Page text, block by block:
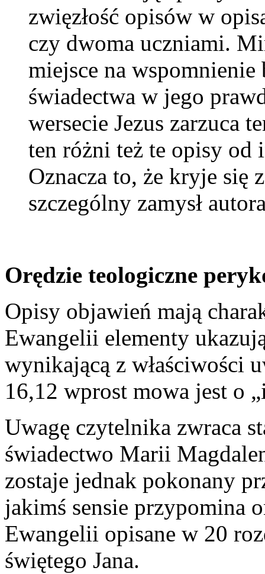
zwięzłość opisów w
czy dwoma uczniami.
miejsce na
świadectwa w jego
wersecie Jezus zarzuca
ten różni też te opisy od
Oznacza to, że kryje się
szczególny zamysł
Orędzie teologiczne
Opisy objawień mają
Ewangelii elementy
wynikającą z właściwości
16,12 wprost mowa jest o
Uwagę czytelnika zwraca
świadectwo Marii
zostaje jednak pokonany
jakimś sensie przypomina
Ewangelii opisane w 20
świętego Jana.